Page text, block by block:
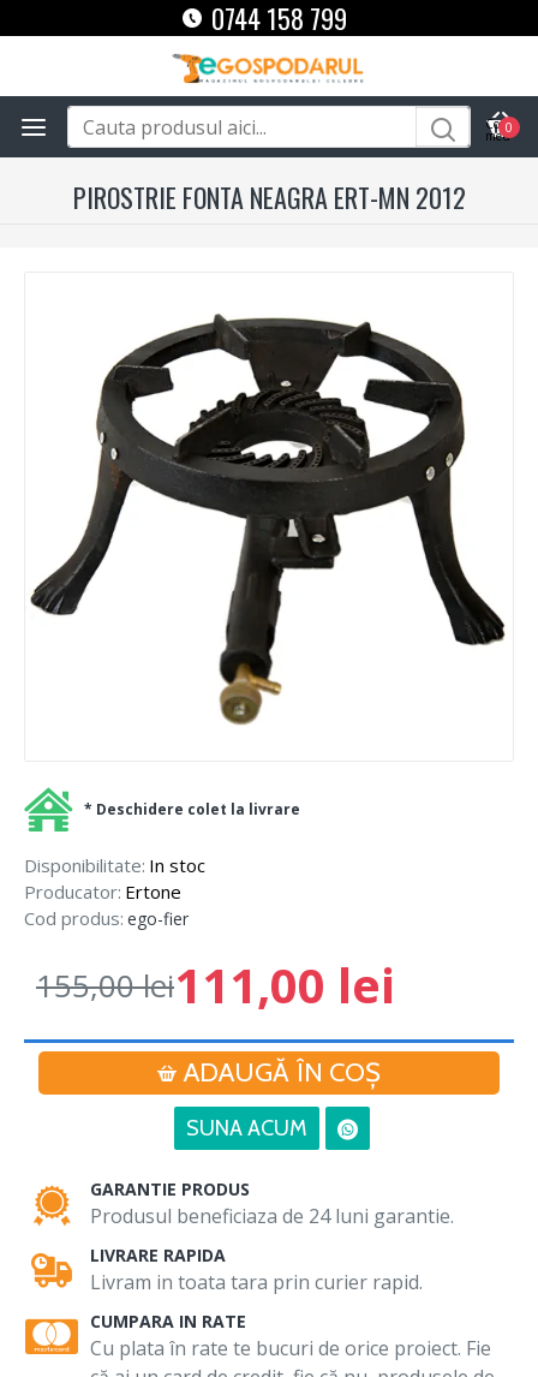
0744 158 799
0
PIROSTRIE FONTA NEAGRA ERT-MN 2012
Disponibilitate: In stoc
Producator: Ertone
Cod produs: ego-fier
111,00 lei
155,00 lei
ADAUGĂ ÎN COŞ
SUNA ACUM
* Deschidere colet la livrare
GARANTIE PRODUS
Produsul beneficiaza de 24 luni garantie.
LIVRARE RAPIDA
Livram in toata tara prin curier rapid.
CUMPARA IN RATE
Cu plata în rate te bucuri de orice proiect. Fie